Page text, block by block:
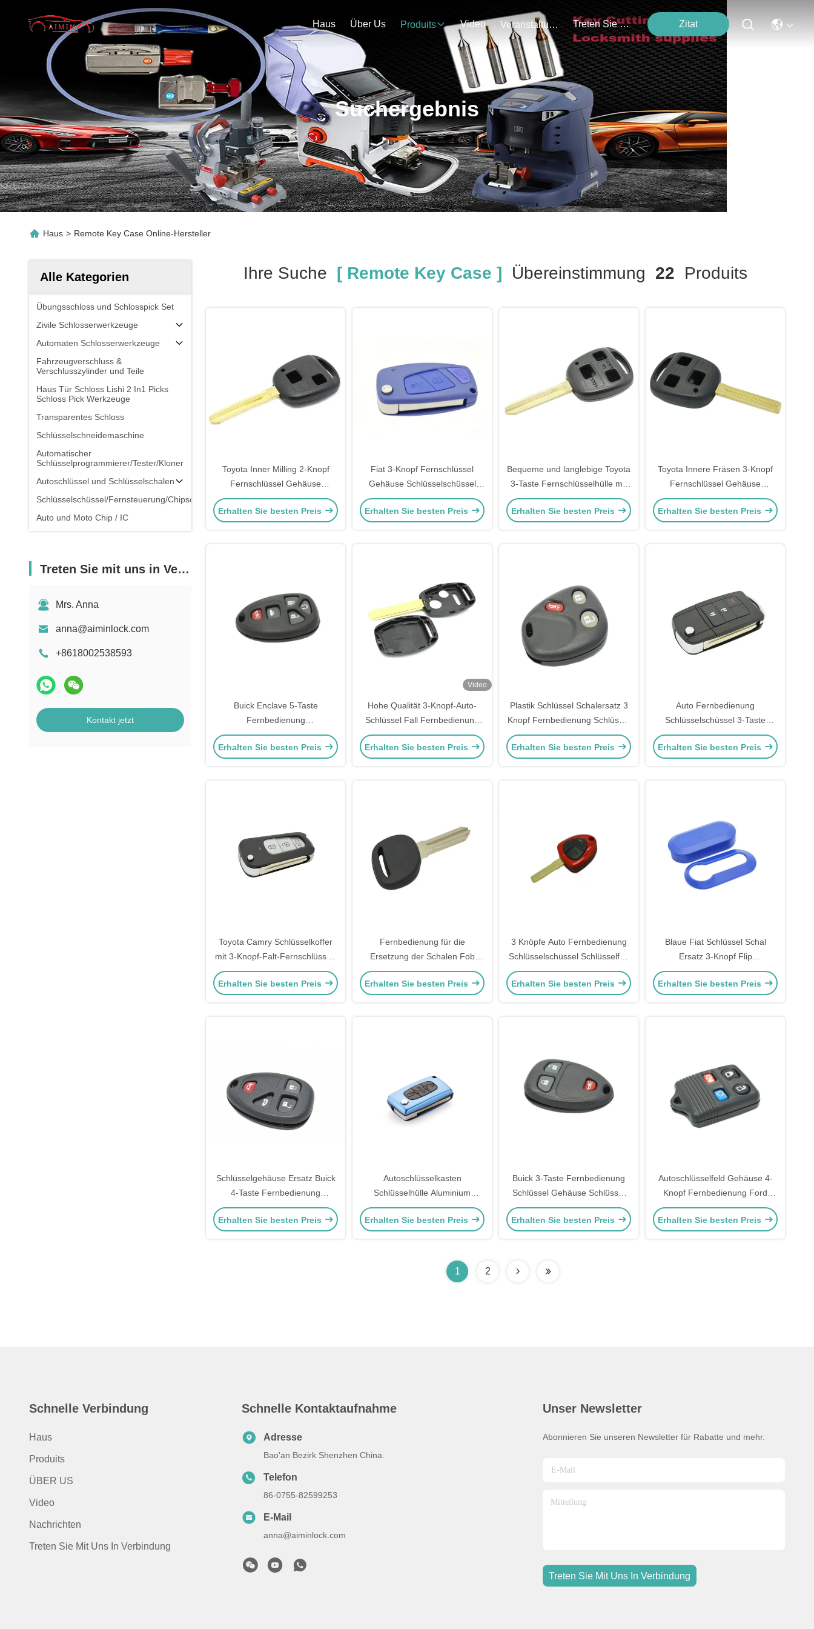
Haus Über Us Produits Video Veranstaltungen Treten Sie Mit Uns In Verbindung Zitat
Suchergebnis
Haus > Remote Key Case Online-Hersteller
Alle Kategorien
Übungsschloss und Schlosspick Set
Zivile Schlosserwerkzeuge
Automaten Schlosserwerkzeuge
Fahrzeugverschluss &
Verschlusszylinder und Teile
Haus Tür Schloss Lishi 2 In1 Picks
Schloss Pick Werkzeuge
Transparentes Schloss
Schlüsselschneidemaschine
Automatischer
Schlüsselprogrammierer/Tester/Kloner
Autoschlüssel und Schlüsselschalen
Schlüsselschüssel/Fernsteuerung/Chipschlüssel
Auto und Moto Chip / IC
Treten Sie mit uns in Verbindung
Mrs. Anna
anna@aiminlock.com
+8618002538593
Kontakt jetzt
Ihre Suche [ Remote Key Case ] Übereinstimmung 22 Produits
Toyota Inner Milling 2-Knopf
Fernschlüssel Gehäuse
Schlüssel Schal Original
Großhandel
Erhalten Sie besten Preis
Fiat 3-Knopf Fernschlüssel
Gehäuse Schlüsselschüssel
Ersatz mit Schlüsselgehäuse
40g
Erhalten Sie besten Preis
Bequeme und langlebige Toyota
3-Taste Fernschlüsselhülle mit
schwarzem Kunststoffgriff
Erhalten Sie besten Preis
Toyota Innere Fräsen 3-Knopf
Fernschlüssel Gehäuse
Langlebig und langlebig
Erhalten Sie besten Preis
Buick Enclave 5-Taste
Fernbedienung
Schlüsselgehäuse, Buick
Schlüsselverschluss Schal
Erhalten Sie besten Preis
Video
Hohe Qualität 3-Knopf-Auto-
Schlüssel Fall Fernbedienung
Schlüssel Ersatzabdeckung für
Honda Car Key Shell
Erhalten Sie besten Preis
Plastik Schlüssel Schalersatz 3
Knopf Fernbedienung Schlüssel
Gehäuse Buick Schlüsselfob
Schalersatz
Erhalten Sie besten Preis
Auto Fernbedienung
Schlüsselschüssel 3-Taste
Klappschlüssel Fernbedienung
Schlüsselschüssel Toyota
Erhalten Sie besten Preis
Toyota Camry Schlüsselkoffer
mit 3-Knopf-Falt-Fernschlüssel-
Schale-Flip-Schlüsselkoffer für
T-oyota Highlander Camry
Erhalten Sie besten Preis
Fernbedienung für die
Ersetzung der Schalen Fob
Fernbedienung für den
Schlüssel Transponder
Erhalten Sie besten Preis
3 Knöpfe Auto Fernbedienung
Schlüsselschüssel Schlüsselfob
Ersatz Schlüssel Fernbedienung
Gehäuse Ferrari
Erhalten Sie besten Preis
Blaue Fiat Schlüssel Schal
Ersatz 3-Knopf Flip
Fernbedienung Schlüssel Schal
Schutz 2pcs Gehäuse
Erhalten Sie besten Preis
Schlüsselgehäuse Ersatz Buick
4-Taste Fernbedienung
Gehäuse
Erhalten Sie besten Preis
Autoschlüsselkasten
Schlüsselhülle Aluminium
Klappschlüsselhülle für Peugeot
Blau Peugeot Schlüsselhülle
Erhalten Sie besten Preis
Buick 3-Taste Fernbedienung
Schlüssel Gehäuse Schlüssel
Ersatz
Erhalten Sie besten Preis
Autoschlüsselfeld Gehäuse 4-
Knopf Fernbedienung Ford
Schlüsselfob Gehäuse Ersatz
Erhalten Sie besten Preis
1 2
Schnelle Verbindung
Haus
Produits
ÜBER US
Video
Nachrichten
Treten Sie Mit Uns In Verbindung
Schnelle Kontaktaufnahme
Adresse
Bao'an Bezirk Shenzhen China.
Telefon
86-0755-82599253
E-Mail
anna@aiminlock.com
Unser Newsletter
Abonnieren Sie unseren Newsletter für Rabatte und mehr.
Treten Sie Mit Uns In Verbindung